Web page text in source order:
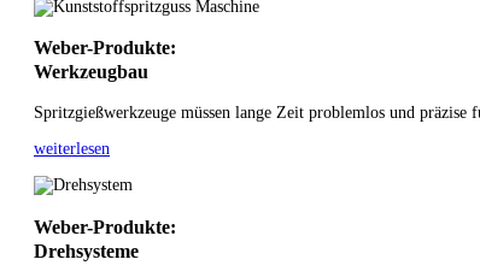
Weber-Produkte:
Werkzeugbau
Spritzgießwerkzeuge müssen lange Zeit problemlos und
weiterlesen
Weber-Produkte:
Drehsysteme